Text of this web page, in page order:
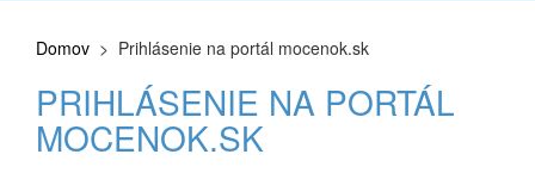
Domov > Prihlásenie na portál mocenok.sk
PRIHLÁSENIE NA PORTÁL
MOCENOK.SK